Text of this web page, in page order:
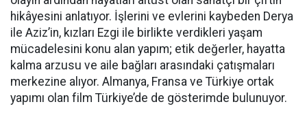
hikâyesini anlatıyor. İşlerini ve evlerini kaybeden Derya
ile Aziz’in, kızları Ezgi ile birlikte verdikleri yaşam
mücadelesini konu alan yapım; etik değerler, hayatta
kalma arzusu ve aile bağları arasındaki çatışmaları
merkezine alıyor. Almanya, Fransa ve Türkiye ortak
yapımı olan film Türkiye’de de gösterimde bulunuyor.